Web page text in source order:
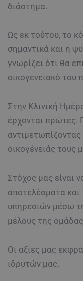
διάστημα.
Ως εκ τούτου, το
σημαντικά και η
γνωρίζει ότι θα
οικογενειακό του
Στην Κλινική
έρχονται πρώτες.
οικογένειάς τους
Στόχος μας είναι
αποτελέσματα
υπηρεσιών μέσω
μέλους της
Οι αξίες μας
ιδρυτών μας.